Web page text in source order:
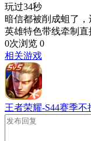
玩过34秒
暗信都被削成蛆了，
英雄特色带线牵制
0次浏览 0
相关游戏
王者荣耀-S44赛季不